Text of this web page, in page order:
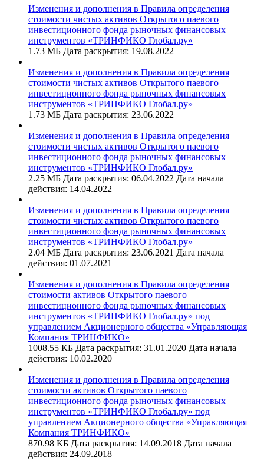
Изменения и дополнения в Правила определения
стоимости чистых активов Открытого паевого
инвестиционного фонда рыночных финансовых
инструментов «ТРИНФИКО Глобал.ру»
1.73 МБ Дата раскрытия: 19.08.2022
Изменения и дополнения в Правила определения
стоимости чистых активов Открытого паевого
инвестиционного фонда рыночных финансовых
инструментов «ТРИНФИКО Глобал.ру»
1.73 МБ Дата раскрытия: 23.06.2022
Изменения и дополнения в Правила определения
стоимости чистых активов Открытого паевого
инвестиционного фонда рыночных финансовых
инструментов «ТРИНФИКО Глобал.ру»
2.25 МБ Дата раскрытия: 06.04.2022 Дата начала
действия: 14.04.2022
Изменения и дополнения в Правила определения
стоимости чистых активов Открытого паевого
инвестиционного фонда рыночных финансовых
инструментов «ТРИНФИКО Глобал.ру»
2.04 МБ Дата раскрытия: 23.06.2021 Дата начала
действия: 01.07.2021
Изменения и дополнения в Правила определения
стоимости активов Открытого паевого
инвестиционного фонда рыночных финансовых
инструментов «ТРИНФИКО Глобал.ру» под
управлением Акционерного общества «Управляющая
Компания ТРИНФИКО»
1008.55 КБ Дата раскрытия: 31.01.2020 Дата начала
действия: 10.02.2020
Изменения и дополнения в Правила определения
стоимости активов Открытого паевого
инвестиционного фонда рыночных финансовых
инструментов «ТРИНФИКО Глобал.ру» под
управлением Акционерного общества «Управляющая
Компания ТРИНФИКО»
870.98 КБ Дата раскрытия: 14.09.2018 Дата начала
действия: 24.09.2018